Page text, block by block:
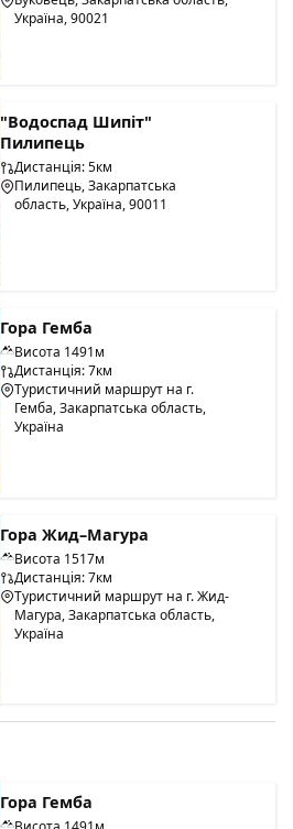
Україна, 90021
"Водоспад Шипіт"
Пилипець
Дистанція: 5км
Пилипець, Закарпатська
область, Україна, 90011
Гора Гемба
Висота 1491м
Дистанція: 7км
Туристичний маршрут на г.
Гемба, Закарпатська область,
Україна
Гора Жид–Магура
Висота 1517м
Дистанція: 7км
Туристичний маршрут на г. Жид-
Магура, Закарпатська область,
Україна
Гора Гемба